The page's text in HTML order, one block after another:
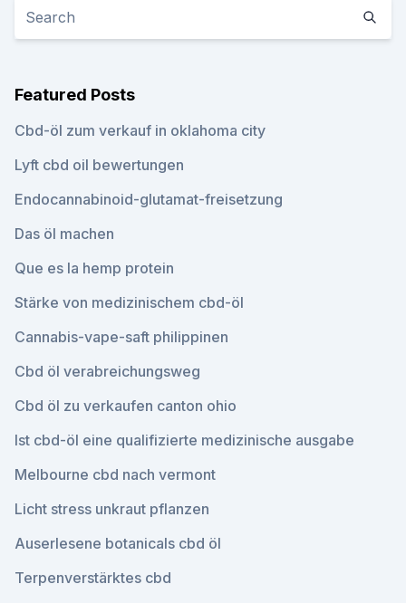
Featured Posts
Cbd-öl zum verkauf in oklahoma city
Lyft cbd oil bewertungen
Endocannabinoid-glutamat-freisetzung
Das öl machen
Que es la hemp protein
Stärke von medizinischem cbd-öl
Cannabis-vape-saft philippinen
Cbd öl verabreichungsweg
Cbd öl zu verkaufen canton ohio
Ist cbd-öl eine qualifizierte medizinische ausgabe
Melbourne cbd nach vermont
Licht stress unkraut pflanzen
Auserlesene botanicals cbd öl
Terpenverstärktes cbd